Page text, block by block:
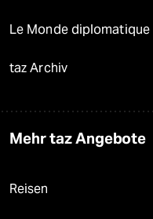
Le Monde diplomatique
taz Archiv
Mehr taz Angebote
Reisen